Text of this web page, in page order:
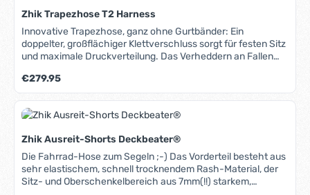
ideal auch zum Kanufahren, Surfen, Standup-Paddeln u.v.m.
Zhik Trapezhose T2 Harness
Innovative Trapezhose, ganz ohne Gurtbänder: Ein
doppelter, großflächiger Klettverschluss sorgt für festen Sitz
und maximale Druckverteilung. Das Verheddern an Fallen
"Windelschnitt" mit dehnbarer Neopren-Polsterung, dadurch
sehr komfortabel in jeder Position, • Brustgurt mit
praktischem Klickverschluss, • breite, gepolsterte
Schultergurte, • individuell einstellbares, großes
Kevlar®-Verstärkungen, • fest eingearbeitete, breite
Hakenplatte für flächige Lastverteilung, • sehr einfach und
schnell an- und ausziehbar. Die T2 Harness ist zur Zeit
wahrscheinlich eine der bequemsten Trapezhosen am
Regulärer Preis:
€279.95
Zhik Ausreit-Shorts Deckbeater®
Die Fahrrad-Hose zum Segeln ;-) Das Vorderteil besteht aus
sehr elastischem, schnell trocknendem Rash-Material, der
Sitz- und Oberschenkelbereich aus 7mm(!!) starkem,